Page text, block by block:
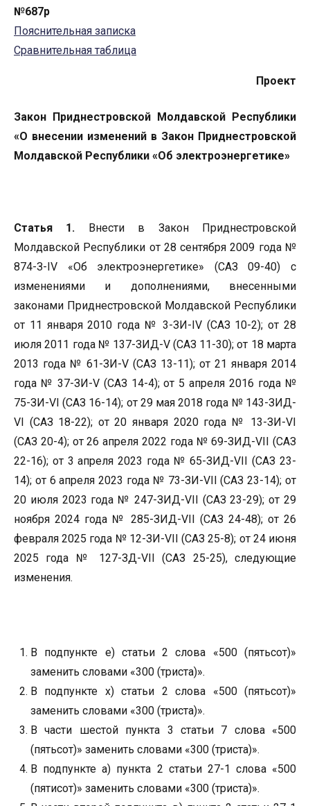
№687р
Пояснительная записка
Сравнительная таблица
Проект
Закон Приднестровской Молдавской Республики
«О внесении изменений в Закон Приднестровской
Молдавской Республики «Об электроэнергетике»
Статья 1.
Внести в Закон Приднестровской
Молдавской Республики от 28 сентября 2009 года №
874-З-IV «Об электроэнергетике» (САЗ 09-40) с
изменениями и дополнениями, внесенными
законами Приднестровской Молдавской Республики
от 11 января 2010 года № 3-ЗИ-IV (САЗ 10-2); от 28
июля 2011 года № 137-ЗИД-V (САЗ 11-30); от 18 марта
2013 года № 61-ЗИ-V (САЗ 13-11); от 21 января 2014
года № 37-ЗИ-V (САЗ 14-4); от 5 апреля 2016 года №
75-ЗИ-VI (САЗ 16-14); от 29 мая 2018 года № 143-ЗИД-
VI (САЗ 18-22); от 20 января 2020 года № 13-ЗИ-VI
(САЗ 20-4); от 26 апреля 2022 года № 69-ЗИД-VII (САЗ
22-16); от 3 апреля 2023 года № 65-ЗИД-VII (САЗ 23-
14); от 6 апреля 2023 года № 73-ЗИ-VII (САЗ 23-14); от
20 июля 2023 года № 247-ЗИД-VII (САЗ 23-29); от 29
ноября 2024 года № 285-ЗИД-VII (САЗ 24-48); от 26
февраля 2025 года № 12-ЗИ-VII (САЗ 25-8); от 24 июня
2025 года № 127-ЗД-VII (САЗ 25-25), следующие
изменения.
В подпункте е) статьи 2 слова «500 (пятьсот)»
заменить словами «300 (триста)».
В подпункте х) статьи 2 слова «500 (пятьсот)»
заменить словами «300 (триста)».
В части шестой пункта 3 статьи 7 слова «500
(пятьсот)» заменить словами «300 (триста)».
В подпункте а) пункта 2 статьи 27-1 слова «500
(пятисот)» заменить словами «300 (триста)».